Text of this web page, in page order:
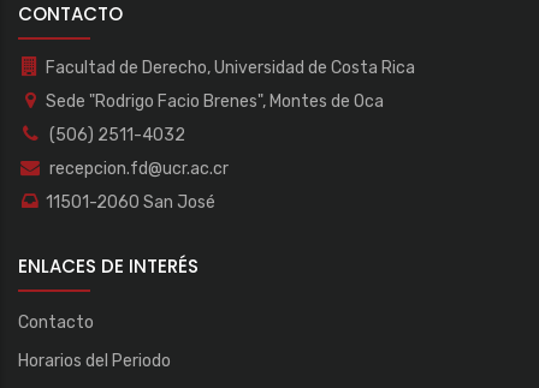
CONTACTO
Facultad de Derecho, Universidad de Costa Rica
Sede "Rodrigo Facio Brenes", Montes de Oca
(506) 2511-4032
recepcion.fd@ucr.ac.cr
11501-2060 San José
ENLACES DE INTERÉS
Contacto
Horarios del Periodo